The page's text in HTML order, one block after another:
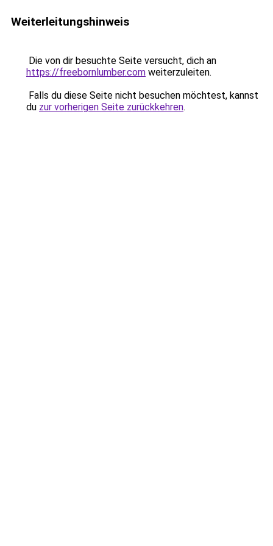
Weiterleitungshinweis
Die von dir besuchte Seite versucht, dich an
https://freebornlumber.com weiterzuleiten.
Falls du diese Seite nicht besuchen möchtest, kannst
du zur vorherigen Seite zurückkehren.